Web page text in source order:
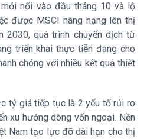
nổi vào đầu tháng 10 và lộ
được MSCI nâng hạng lên thị
2030, quá trình chuyển dịch từ
triển khai thực tiễn đang cho
chóng với nhiều kết quả thiết
tỷ giá tiếp tục là 2 yếu tố rủi ro
xu hướng dòng vốn ngoại. Nền
Nam tạo lực đỡ dài hạn cho thị